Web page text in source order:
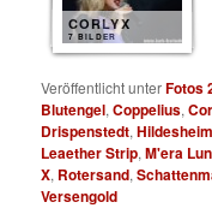
CORLYX
7 BILDER
Veröffentlicht unterFotos
Blutengel,Coppelius,
Drispenstedt,Hildesheim
Leaether Strip,M'era
X, Rotersand,
Versengold